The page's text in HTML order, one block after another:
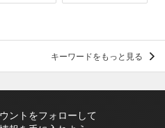
キーワードをもっと見る
ントをフォローして